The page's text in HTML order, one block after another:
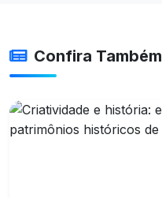
Confira Também